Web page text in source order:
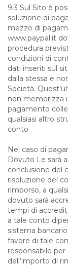
9.3 Sul Sito è
soluzione di
mezzo di
www.paypal.it
procedura
condizioni di
dati inseriti sul
dalla stessa e
Società.
non memorizza
pagamento
qualsiasi altro
conto.
Nel caso di
Dovuto Le sarà
conclusione del
risoluzione del
rimborso, a
dovuto sarà
tempi di
a tale conto
sistema
favore di tale
responsabile
dell’importo di